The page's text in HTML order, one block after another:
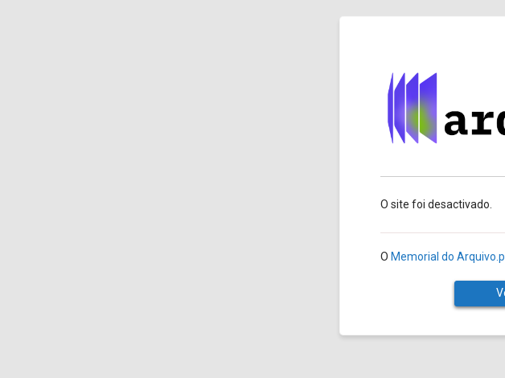
O site foi desactivado.
O Memorial do